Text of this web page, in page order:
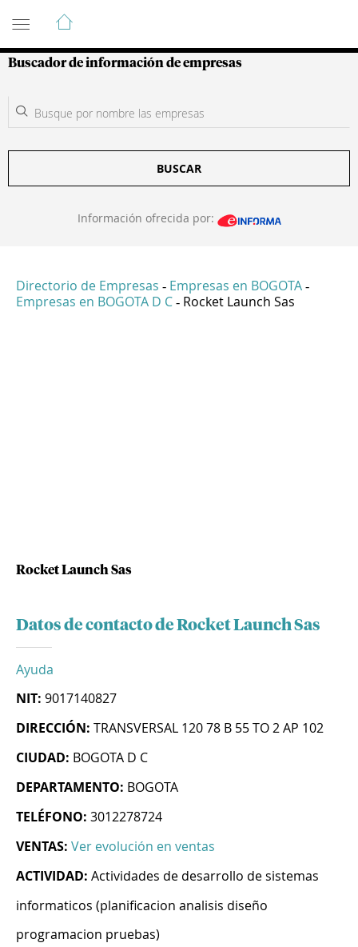
Guía de Empresas Colombianas
Buscador de información de empresas
BUSCAR
Información ofrecida por:
Directorio de Empresas - Empresas en BOGOTA -
Empresas en BOGOTA D C - Rocket Launch Sas
Rocket Launch Sas
Datos de contacto de Rocket Launch Sas
Ayuda
NIT: 9017140827
DIRECCIÓN: TRANSVERSAL 120 78 B 55 TO 2 AP 102
CIUDAD: BOGOTA D C
DEPARTAMENTO: BOGOTA
TELÉFONO: 3012278724
VENTAS: Ver evolución en ventas
ACTIVIDAD: Actividades de desarrollo de sistemas
informaticos (planificacion analisis diseño
programacion pruebas)